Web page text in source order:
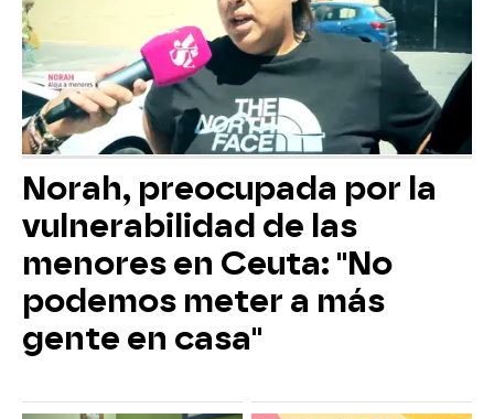
Norah, preocupada por la
vulnerabilidad de las
menores en Ceuta: "No
podemos meter a más
gente en casa"